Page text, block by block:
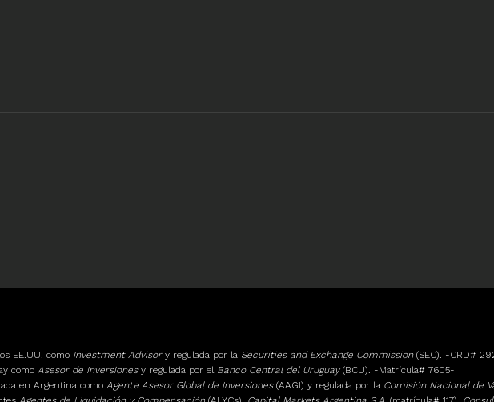
EE.UU. como Investment Advisory regulada por la Securities and Exchange Commission(SEC). -CRD#
como Asesor de Inversionesy regulada por el Banco Central del Uruguay(BCU). -Matrícula# 7605-
en Argentina como Agente Asesor Global de Inversiones(AAGI) y regulada por la Comisión Nacional de